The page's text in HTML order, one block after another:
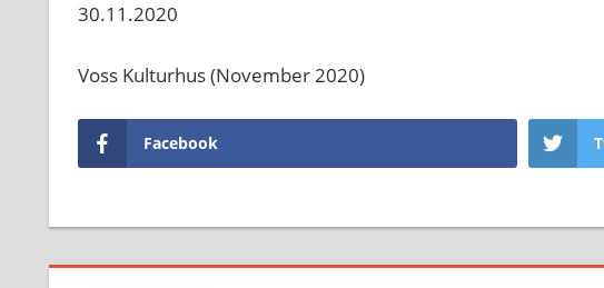
30.11.2020
Voss Kulturhus (November 2020)
Facebook